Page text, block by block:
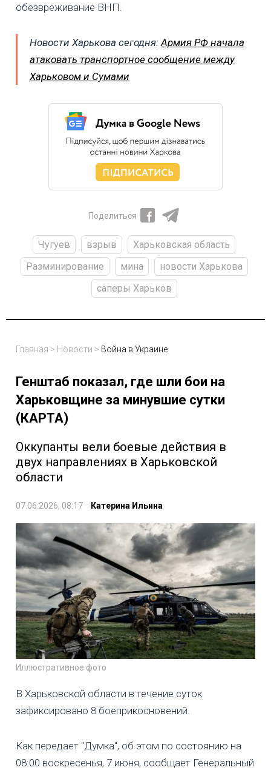
обезвреживание ВНП.
Новости Харькова сегодня: Армия РФ начала
атаковать транспортное сообщение между
Харьковом и Сумами
Поделиться
Чугуев взрыв
Харьковская область
Разминирование
мина
новости Харькова
саперы Харьков
Главная > Новости > Война в Украине
Генштаб показал, где шли бои на
Харьковщине за минувшие сутки
(КАРТА)
Оккупанты вели боевые действия в
двух направлениях в Харьковской
области
07.06.2026, 08:17 Катерина Ильина
Иллюстративное фото
В Харьковской области в течение суток
зафиксировано 8 боеприкосновений.
Как передает "Думка", об этом по состоянию на
08:00 воскресенья, 7 июня, сообщает Генеральный